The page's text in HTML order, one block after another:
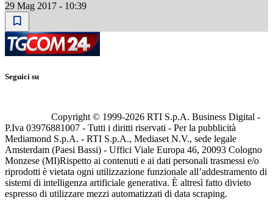
29 Mag 2017 - 10:39
Seguici su
Copyright © 1999-2026 RTI S.p.A. Business Digital -
P.Iva 03976881007 - Tutti i diritti riservati - Per la pubblicità
Mediamond S.p.A. - RTI S.p.A., Mediaset N.V., sede legale
Amsterdam (Paesi Bassi) - Uffici Viale Europa 46, 20093 Cologno
Monzese (MI)Rispetto ai contenuti e ai dati personali trasmessi e/o
riprodotti è vietata ogni utilizzazione funzionale all’addestramento di
sistemi di intelligenza artificiale generativa. È altresì fatto divieto
espresso di utilizzare mezzi automatizzati di data scraping.